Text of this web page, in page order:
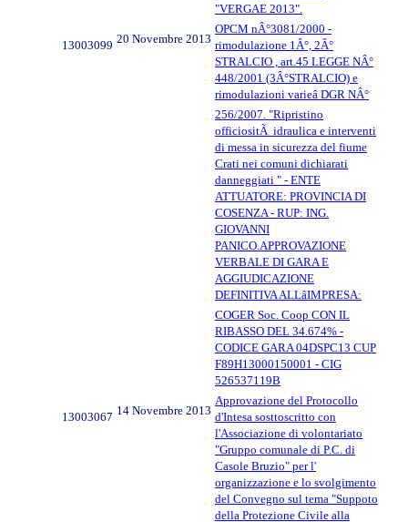
"VERGAE 2013".
13003099 20 Novembre 2013
OPCM nÂ°3081/2000 -
rimodulazione 1Â°, 2Â°
STRALCIO , art.45 LEGGE NÂ°
448/2001 (3Â°STRALCIO) e
rimodulazioni varieâ DGR NÂ°
256/2007. "Ripristino
officiositÃ idraulica e interventi
di messa in sicurezza del fiume
Crati nei comuni dichiarati
danneggiati " - ENTE
ATTUATORE: PROVINCIA DI
COSENZA - RUP: ING.
GIOVANNI
PANICO.APPROVAZIONE
VERBALE DI GARA E
AGGIUDICAZIONE
DEFINITIVA ALLâIMPRESA:
COGER Soc. Coop CON IL
RIBASSO DEL 34.674% -
CODICE GARA 04DSPC13 CUP
F89H13000150001 - CIG
526537119B
13003067 14 Novembre 2013
Approvazione del Protocollo
d'Intesa sosttoscritto con
l'Associazione di volontariato
"Gruppo comunale di P.C. di
Casole Bruzio" per l'
organizzazione e lo svolgimento
del Convegno sul tema "Suppoto
della Protezione Civile alla